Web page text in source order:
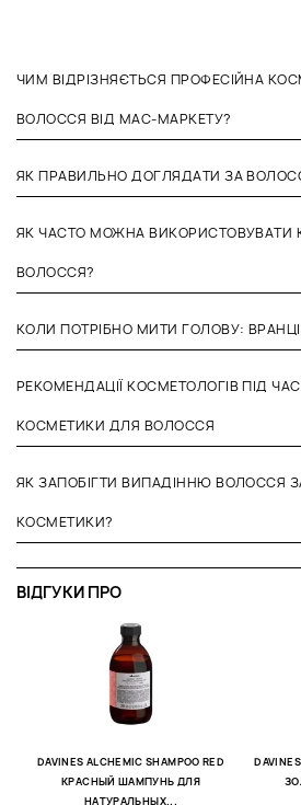
ЧИМ ВІДРІЗНЯЄТЬСЯ ПРОФЕСІЙНА
ВОЛОССЯ ВІД МАС-МАРКЕТУ?
ЯК ПРАВИЛЬНО ДОГЛЯДАТИ ЗА
ЯК ЧАСТО МОЖНА ВИКОРИСТОВУВАТИ
ВОЛОССЯ?
КОЛИ ПОТРІБНО МИТИ ГОЛОВУ: ВРАНЦІ
РЕКОМЕНДАЦІЇ КОСМЕТОЛОГІВ ПІД
КОСМЕТИКИ ДЛЯ ВОЛОССЯ
ЯК ЗАПОБІГТИ ВИПАДІННЮ ВОЛОССЯ
КОСМЕТИКИ?
ВІДГУКИ ПРО
DAVINES ALCHEMIC SHAMPOO RED
КРАСНЫЙ ШАМПУНЬ ДЛЯ
НАТУРАЛЬНЫХ...